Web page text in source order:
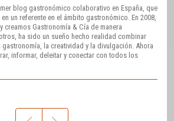
blog gastronómico colaborativo en España, que
un referente en el ámbito gastronómico. En 2008,
creamos Gastronomía & Cía de manera
ha sido un sueño hecho realidad combinar
la creatividad y la divulgación. Ahora
informar, deleitar y conectar con todos los